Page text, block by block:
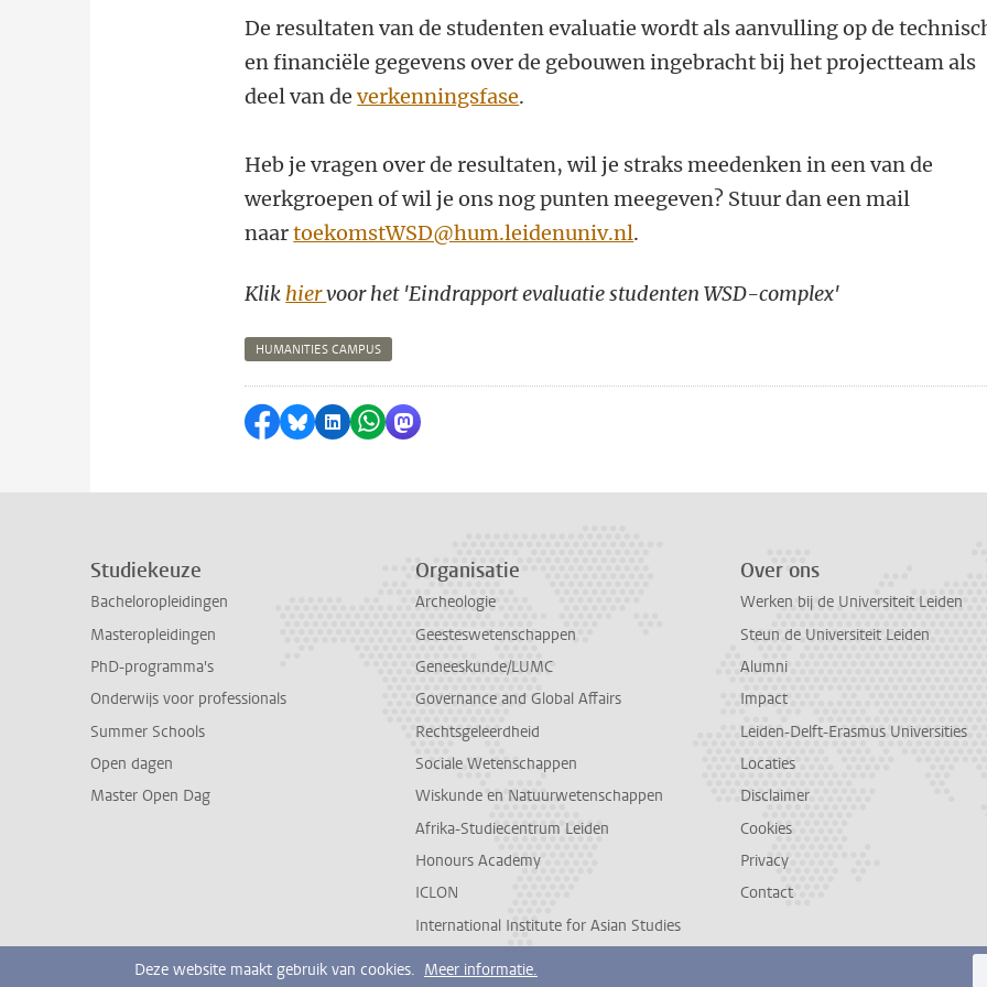
De resultaten van de studenten evaluatie wordt als aanvulling op de
en financiële gegevens over de gebouwen ingebracht bij het projectteam als
deel van deverkenningsfase.
Heb je vragen over de resultaten, wil je straks meedenken in een van de
werkgroepen of wil je ons nog punten meegeven? Stuur dan een mail
naartoekomstWSD@hum.leidenuniv.nl.
Klik hiervoor het 'Eindrapport evaluatie studenten WSD-complex'
HUMANITIES CAMPUS
Delen op Facebook
Delen via Bluesky
Delen op LinkedIn
Delen via WhatsApp
Delen via Mastodon
Studiekeuze
Bacheloropleidingen
Masteropleidingen
PhD-programma's
Onderwijs voor professionals
Summer Schools
Open dagen
Master Open Dag
Organisatie
Archeologie
Geesteswetenschappen
Geneeskunde/LUMC
Governance and Global Affairs
Rechtsgeleerdheid
Sociale Wetenschappen
Wiskunde en Natuurwetenschappen
Afrika-Studiecentrum Leiden
Honours Academy
ICLON
International Institute for Asian Studies
Over ons
Werken bij de Universiteit Leiden
Steun de Universiteit Leiden
Alumni
Impact
Leiden-Delft-Erasmus Universities
Locaties
Disclaimer
Cookies
Privacy
Contact
Deze website maakt gebruik van cookies. Meer informatie.